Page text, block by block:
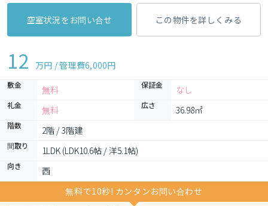
空室状況をお問い合せ この物件を詳しくみる
12 万円 / 管理費6,000円
敷金 無料 保証金 なし
礼金 無料 広さ 36.98㎡
階数 2階 / 3階建
間取り 1LDK (LDK10.6帖 / 洋5.1帖)
向き
西
無料で10秒! カンタンお問い合わせ